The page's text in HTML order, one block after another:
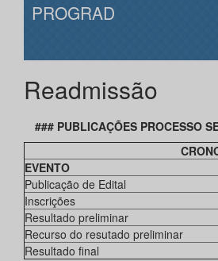
PROGRAD
Readmissão
### PUBLICAÇÕES PROCESSO
EVENTO
Publicação de Edital
Inscrições
Resultado preliminar
Recurso do resutado preliminar
Resultado final